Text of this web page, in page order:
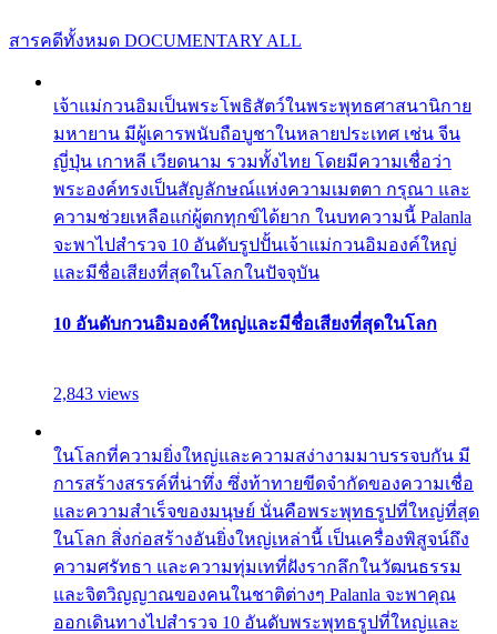
สารคดีทั้งหมด DOCUMENTARY ALL
เจ้าแม่กวนอิมเป็นพระโพธิสัตว์ในพระพุทธศาสนานิกาย
มหายาน มีผู้เคารพนับถือบูชาในหลายประเทศ เช่น จีน
ญี่ปุ่น เกาหลี เวียดนาม รวมทั้งไทย โดยมีความเชื่อว่า
พระองค์ทรงเป็นสัญลักษณ์แห่งความเมตตา กรุณา และ
ความช่วยเหลือแก่ผู้ตกทุกข์ได้ยาก ในบทความนี้ Palanla
จะพาไปสำรวจ 10 อันดับรูปปั้นเจ้าแม่กวนอิมองค์ใหญ่
และมีชื่อเสียงที่สุดในโลกในปัจจุบัน
10 อันดับกวนอิมองค์ใหญ่และมีชื่อเสียงที่สุดในโลก
2,843 views
ในโลกที่ความยิ่งใหญ่และความสง่างามมาบรรจบกัน มี
การสร้างสรรค์ที่น่าทึ่ง ซึ่งท้าทายขีดจำกัดของความเชื่อ
และความสำเร็จของมนุษย์ นั่นคือพระพุทธรูปที่ใหญ่ที่สุด
ในโลก สิ่งก่อสร้างอันยิ่งใหญ่เหล่านี้ เป็นเครื่องพิสูจน์ถึง
ความศรัทธา และความทุ่มเทที่ฝังรากลึกในวัฒนธรรม
และจิตวิญญาณของคนในชาติต่างๆ Palanla จะพาคุณ
ออกเดินทางไปสำรวจ 10 อันดับพระพุทธรูปที่ใหญ่และ